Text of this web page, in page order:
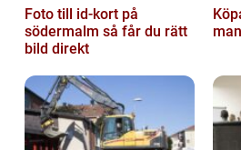
Foto till id-kort på
södermalm så får du rätt
bild direkt